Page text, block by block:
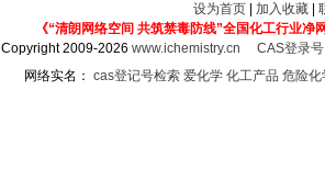
设为首页 加入收藏
《“清朗网络空间 共筑禁毒防线”全国化工行业净
Copyright 2009-2026www.ichemistry.cn
CAS登录
网络实名： cas登记号检索 爱化学 化工产品 危险化